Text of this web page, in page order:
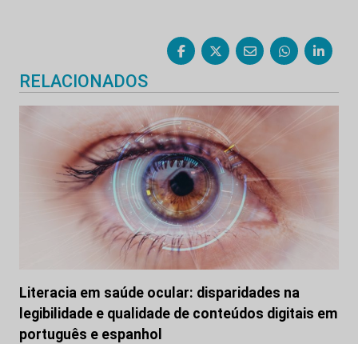
RELACIONADOS
Literacia em saúde ocular: disparidades na
legibilidade e qualidade de conteúdos digitais em
português e espanhol